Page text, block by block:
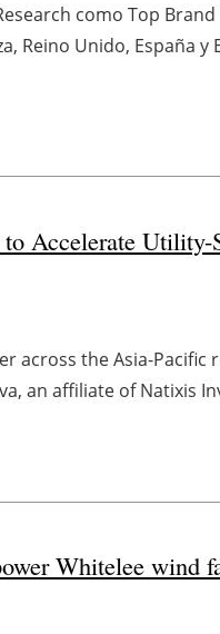
como Top
Reino Unido, España y
Accelerate Utility-
across the Asia-Pacific
an affiliate of Natixis
Whitelee wind